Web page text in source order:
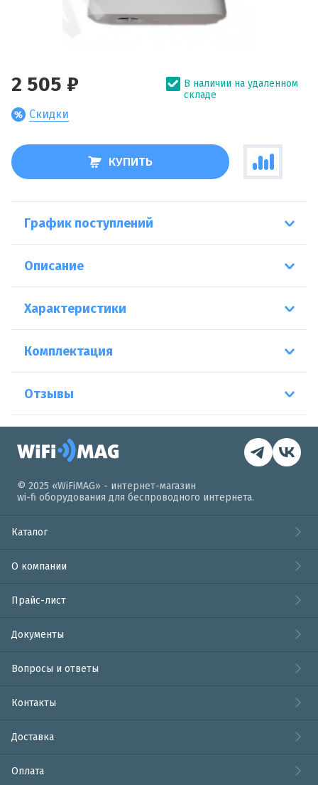
2 505 ₽
Скидки
В наличии на удаленном
складе
КУПИТЬ
График поступлений
Описание
Характеристики
Комплектация
Отзывы
© 2025 «WiFiMAG» - интернет-магазин
wi-fi оборудования для беспроводного интернета.
Каталог
О компании
Прайс-лист
Документы
Вопросы и ответы
Контакты
Доставка
Оплата